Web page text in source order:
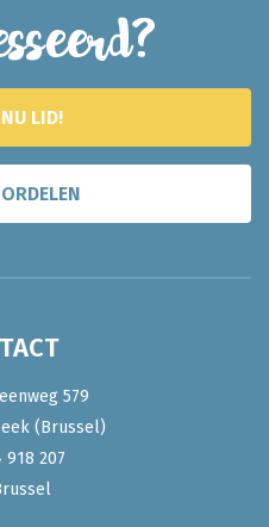
LID!
579
(Brussel)
918 207